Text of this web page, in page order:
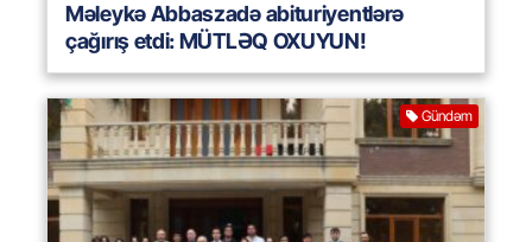
Məleykə Abbaszadə abituriyentlərə
çağırış etdi: MÜTLƏQ OXUYUN!
Gündəm